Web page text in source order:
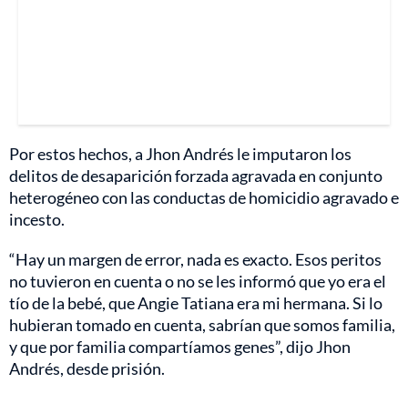
Por estos hechos, a Jhon Andrés le imputaron los
delitos de desaparición forzada agravada en conjunto
heterogéneo con las conductas de homicidio agravado e
incesto.
“Hay un margen de error, nada es exacto. Esos peritos
no tuvieron en cuenta o no se les informó que yo era el
tío de la bebé, que Angie Tatiana era mi hermana. Si lo
hubieran tomado en cuenta, sabrían que somos familia,
y que por familia compartíamos genes”, dijo Jhon
Andrés, desde prisión.